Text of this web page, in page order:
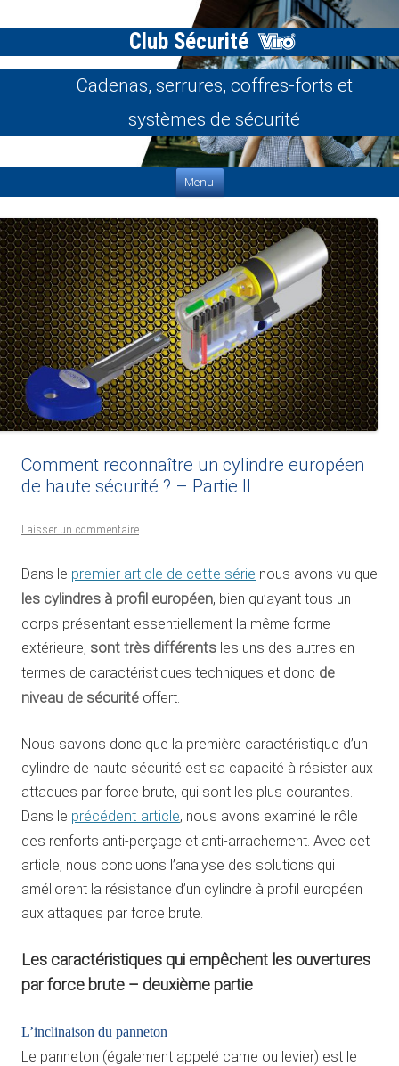
Club Sécurité
Cadenas, serrures, coffres-forts et
systèmes de sécurité
Menu
Comment reconnaître un cylindre européen
de haute sécurité ? – Partie II
Laisser un commentaire
Dans le premier article de cette série nous avons vu que
les cylindres à profil européen, bien qu’ayant tous un
corps présentant essentiellement la même forme
extérieure, sont très différents les uns des autres en
termes de caractéristiques techniques et donc de
niveau de sécurité offert.
Nous savons donc que la première caractéristique d’un
cylindre de haute sécurité est sa capacité à résister aux
attaques par force brute, qui sont les plus courantes.
Dans le précédent article, nous avons examiné le rôle
des renforts anti-perçage et anti-arrachement. Avec cet
article, nous concluons l’analyse des solutions qui
améliorent la résistance d’un cylindre à profil européen
aux attaques par force brute.
Les caractéristiques qui empêchent les ouvertures
par force brute – deuxième partie
L’inclinaison du panneton
Le panneton (également appelé came ou levier) est le